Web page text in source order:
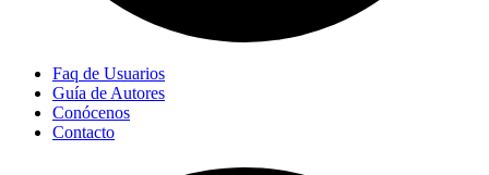
Faq de Usuarios
Guía de Autores
Conócenos
Contacto